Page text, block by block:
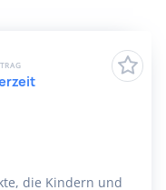
die Kindern und